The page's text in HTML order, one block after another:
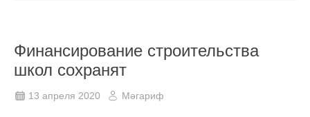
Финансирование строительства
школ сохранят
13 апреля 2020 Мәгариф